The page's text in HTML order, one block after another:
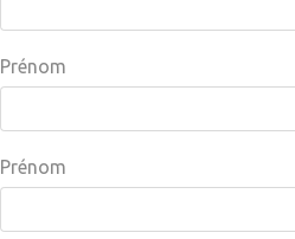
Prénom
Prénom